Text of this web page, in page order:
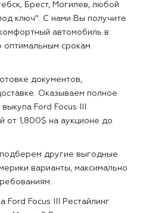
Брест, Могилев, любой
ключ". С нами Вы получите
автомобиль в
оптимальным срокам
документов,
Оказываем полное
Ford Focus III
от 1,800$ на аукционе до
другие выгодные
варианты, максимально
Ford Focus III Рестайлинг